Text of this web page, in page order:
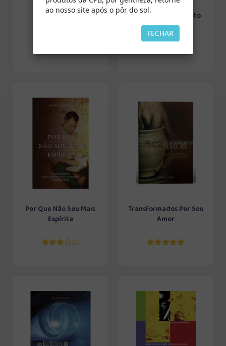
Encontros
O Batismo do Espírito
Santo
Por Que Não Sou Mais
Espírita
Transformados Por Seu
Amor
ao nosso site após o pôr do sol.
FECHAR